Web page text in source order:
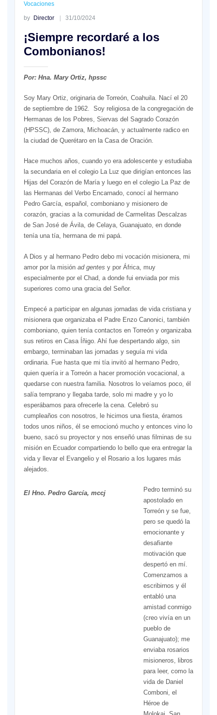
Vocaciones
by Director 31/10/2024
¡Siempre recordaré a los
Combonianos!
Por: Hna. Mary Ortiz, hpssc
Soy Mary Ortiz, originaria de Torreón, Coahuila. Nací el 20
de septiembre de 1962. Soy religiosa de la congregación de
Hermanas de los Pobres, Siervas del Sagrado Corazón
(HPSSC), de Zamora, Michoacán, y actualmente radico en
la ciudad de Querétaro en la Casa de Oración.
Hace muchos años, cuando yo era adolescente y estudiaba
la secundaria en el colegio La Luz que dirigían entonces las
Hijas del Corazón de María y luego en el colegio La Paz de
las Hermanas del Verbo Encarnado, conocí al hermano
Pedro García, español, comboniano y misionero de
corazón, gracias a la comunidad de Carmelitas Descalzas
de San José de Ávila, de Celaya, Guanajuato, en donde
tenía una tía, hermana de mi papá.
A Dios y al hermano Pedro debo mi vocación misionera, mi
amor por la misión ad gentes y por África, muy
especialmente por el Chad, a donde fui enviada por mis
superiores como una gracia del Señor.
Empecé a participar en algunas jornadas de vida cristiana y
misionera que organizaba el Padre Enzo Canonici, también
comboniano, quien tenía contactos en Torreón y organizaba
sus retiros en Casa Íñigo. Ahí fue despertando algo, sin
embargo, terminaban las jornadas y seguía mi vida
ordinaria. Fue hasta que mi tía invitó al hermano Pedro,
quien quería ir a Torreón a hacer promoción vocacional, a
quedarse con nuestra familia. Nosotros lo veíamos poco, él
salía temprano y llegaba tarde, solo mi madre y yo lo
esperábamos para ofrecerle la cena. Celebró su
cumpleaños con nosotros, le hicimos una fiesta, éramos
todos unos niños, él se emocionó mucho y entonces vino lo
bueno, sacó su proyector y nos enseñó unas filminas de su
misión en Ecuador compartiendo lo bello que era entregar la
vida y llevar el Evangelio y el Rosario a los lugares más
alejados.
El Hno. Pedro García, mccj
Pedro terminó su
apostolado en
Torreón y se fue,
pero se quedó la
emocionante y
desafiante
motivación que
despertó en mí.
Comenzamos a
escribirnos y él
entabló una
amistad conmigo
(creo vivía en un
pueblo de
Guanajuato); me
enviaba rosarios
misioneros, libros
para leer, como la
vida de Daniel
Comboni, el
Héroe de